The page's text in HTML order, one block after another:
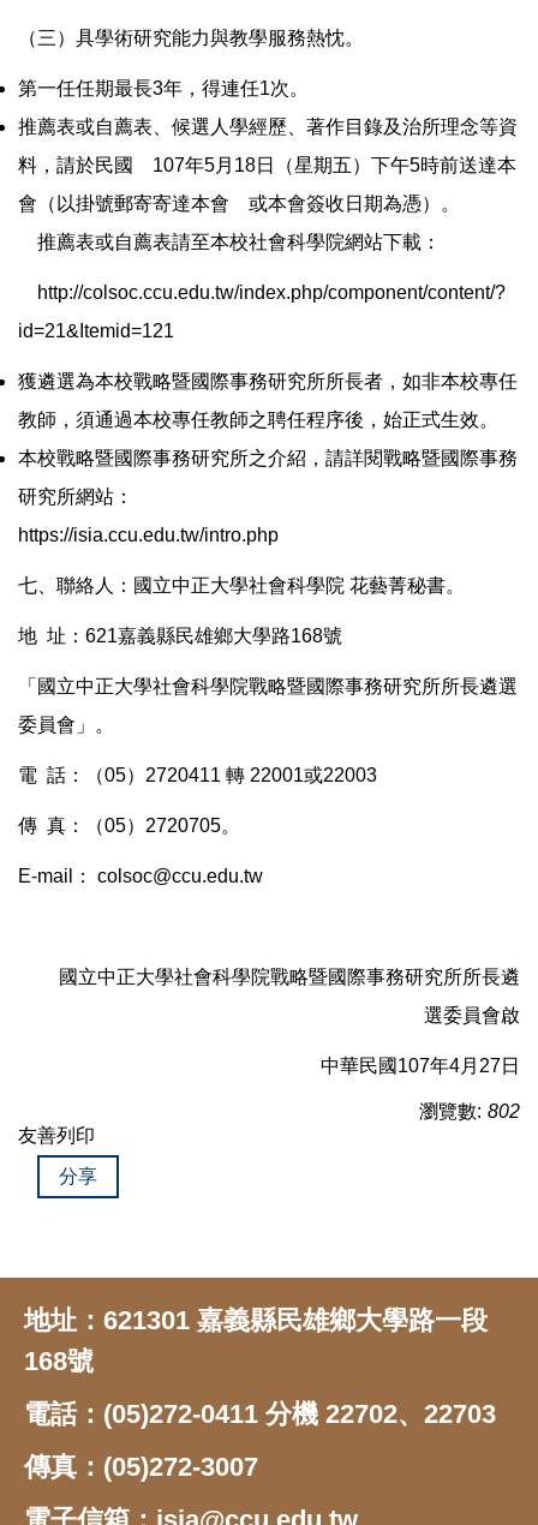
（三）具學術研究能力與教學服務熱忱。
第一任任期最長3年，得連任1次。
推薦表或自薦表、候選人學經歷、著作目錄及治所理念等資
料，請於民國 107年5月18日（星期五）下午5時前送達本
會（以掛號郵寄寄達本會 或本會簽收日期為憑）。
推薦表或自薦表請至本校社會科學院網站下載：
http://colsoc.ccu.edu.tw/index.php/component/content/?
id=21&Itemid=121
獲遴選為本校戰略暨國際事務研究所所長者，如非本校專任
教師，須通過本校專任教師之聘任程序後，始正式生效。
本校戰略暨國際事務研究所之介紹，請詳閱戰略暨國際事務
研究所網站：
https://isia.ccu.edu.tw/intro.php
七、聯絡人：國立中正大學社會科學院 花藝菁秘書。
地 址：621嘉義縣民雄鄉大學路168號
「國立中正大學社會科學院戰略暨國際事務研究所所長遴選
委員會」。
電 話：（05）2720411 轉 22001或22003
傳 真：（05）2720705。
E-mail： colsoc@ccu.edu.tw
國立中正大學社會科學院戰略暨國際事務研究所所長遴
選委員會啟
中華民國107年4月27日
瀏覽數: 802
友善列印
分享
地址：621301 嘉義縣民雄鄉大學路一段
168號
電話：(05)272-0411 分機 22702、22703
傳真：(05)272-3007